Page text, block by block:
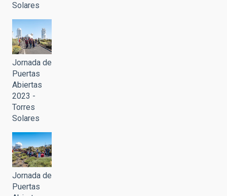
Solares
Jornada de
Puertas
Abiertas
2023 -
Torres
Solares
Jornada de
Puertas